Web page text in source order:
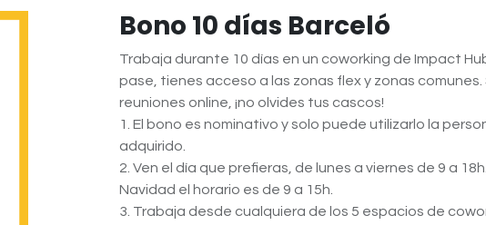
Bono 10 días Barceló
Trabaja durante 10 días en un coworking de Impact
pase, tienes acceso a las zonas flex y zonas comunes.
reuniones online, ¡no olvides tus cascos!
1. El bono es nominativo y solo puede utilizarlo la
adquirido.
2. Ven el día que prefieras, de lunes a viernes de 9 a
Navidad el horario es de 9 a 15h.
3. Trabaja desde cualquiera de los 5 espacios de